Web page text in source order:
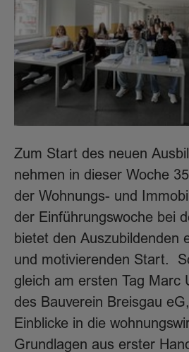
Zum Start des neuen
nehmen in dieser Woche
der Wohnungs- und
der Einführungswoche bei
bietet den Auszubildenden
und motivierenden Start.
gleich am ersten Tag Marc
des Bauverein Breisgau
Einblicke in die
Grundlagen aus erster